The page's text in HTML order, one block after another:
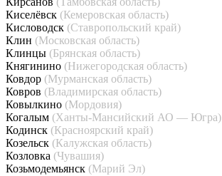
Киселёвск (Кемеровская область)
Кисловодск (Ставропольский край)
Клин (Московская область)
Клинцы (Брянская область)
Княгинино (Нижегородская область)
Ковдор (Мурманская область)
Ковров (Владимирская область)
Ковылкино (Мордовия)
Когалым (Ханты-Мансийский АО — Югра)
Кодинск (Красноярский край)
Козельск (Калужская область)
Козловка (Чувашия)
Козьмодемьянск (Марий Эл)